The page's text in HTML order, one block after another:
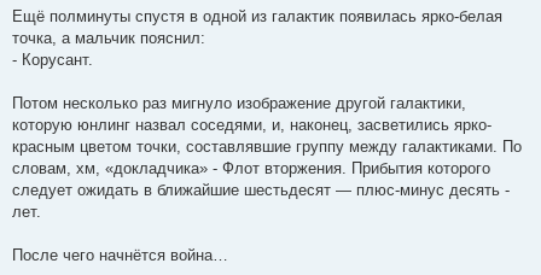
Ещё полминуты спустя в одной из галактик появилась ярко-белая
точка, а мальчик пояснил:
- Корусант.
Потом несколько раз мигнуло изображение другой галактики,
которую юнлинг назвал соседями, и, наконец, засветились ярко-
красным цветом точки, составлявшие группу между галактиками. По
словам, хм, «докладчика» - Флот вторжения. Прибытия которого
следует ожидать в ближайшие шестьдесят — плюс-минус десять -
лет.
После чего начнётся война…